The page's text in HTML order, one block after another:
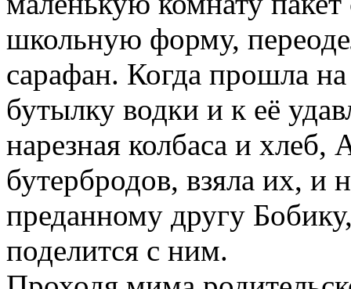
школьную форму,
сарафан. Когда прошла
бутылку водки и к её
нарезная колбаса и хлеб,
бутербродов, взяла их, и
преданному другу
поделится с ним.